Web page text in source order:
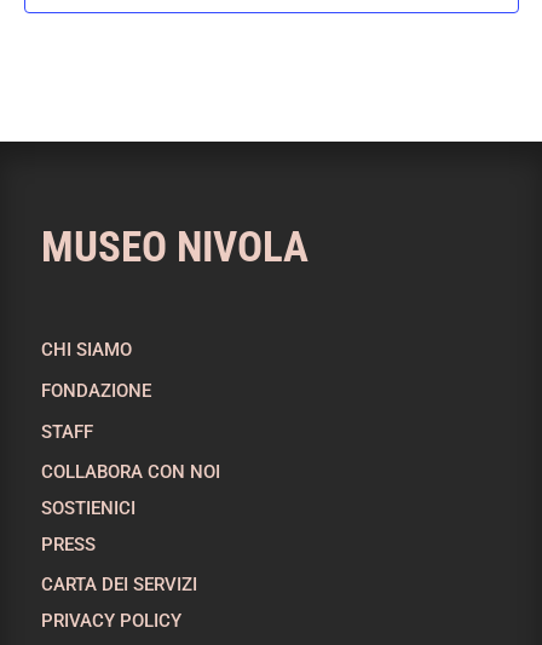
MUSEO NIVOLA
CHI SIAMO
FONDAZIONE
STAFF
COLLABORA CON NOI
SOSTIENICI
PRESS
CARTA DEI SERVIZI
PRIVACY POLICY